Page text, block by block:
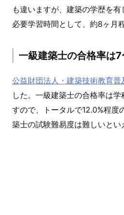
も違いますが、建築の学歴を
必要学習時間として、約8ヶ月
一級建築士の合格率は
公益財団法人・建築技術教育普
した。一級建築士の合格率は
すので、トータルで12.0%程度
築士の試験難易度は難しいとい